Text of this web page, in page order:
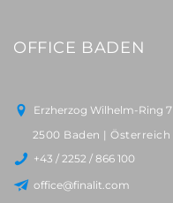
OFFICE BADEN
Erzherzog Wilhelm-Ring 7
2500 Baden | Österreich
+43 / 2252 / 866 100
office@finalit.com